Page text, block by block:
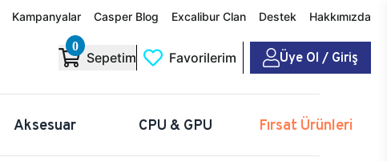
Kampanyalar Casper Blog Excalibur Clan Destek Hakkımızda
0
Sepetim Favorilerim Üye Ol / Giriş
Aksesuar CPU & GPU Fırsat Ürünleri